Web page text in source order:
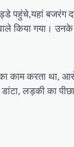
पहुंचे,यहां
किया गया। उनके
करता था,
लड़की का